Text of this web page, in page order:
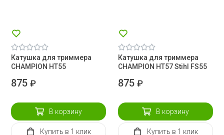
Катушка для триммера
CHAMPION HT55
875 ₽
В корзину
Купить в 1 клик
Катушка для триммера
CHAMPION HT57 Stihl FS55
875₽
В корзину
Купить в 1 клик